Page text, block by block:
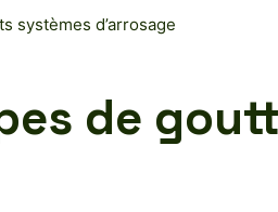
systèmes d’arrosage
de